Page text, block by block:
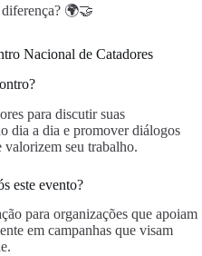
🌍🤝
Nacional de Catadores
para discutir suas
dia a dia e promover diálogos
valorizem seu trabalho.
este evento?
para organizações que apoiam
em campanhas que visam